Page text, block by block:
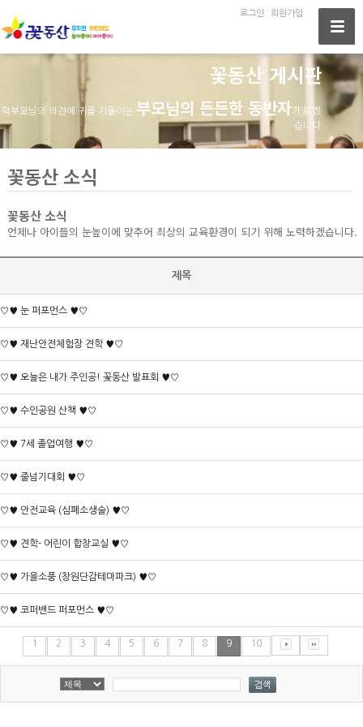
로그인 회원가입
꽃동산 게시판
학부모님의 의견에 귀를 기울이는 부모님의 든든한 동반자가 되겠
습니다
꽃동산 소식
꽃동산 소식
언제나 아이들의 눈높이에 맞추어 최상의 교육환경이 되기 위해 노력하겠습니다.
제목
♡♥ 눈 퍼포먼스 ♥♡
♡♥ 재난안전체험장 견학 ♥♡
♡♥ 오늘은 내가 주인공! 꽃동산 발표회 ♥♡
♡♥ 수인공원 산책 ♥♡
♡♥ 7세 졸업여행 ♥♡
♡♥ 줄넘기대회 ♥♡
♡♥ 안전교육 (심폐소생술) ♥♡
♡♥ 견학- 어린이 합창교실 ♥♡
♡♥ 가을소풍 (창원단감테마파크) ♥♡
♡♥ 코퍼밴드 퍼포먼스 ♥♡
1 2 3 4 5 6 7 8 9 10